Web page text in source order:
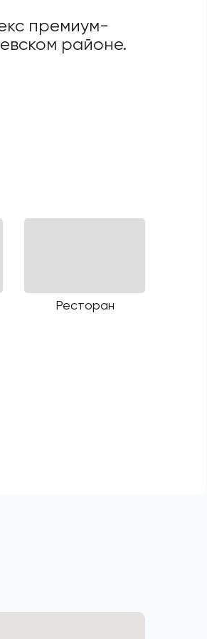
премиум-
районе.
Ресторан